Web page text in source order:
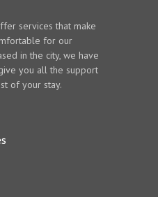
services that make
for our
in the city, we have
you all the support
of your stay.